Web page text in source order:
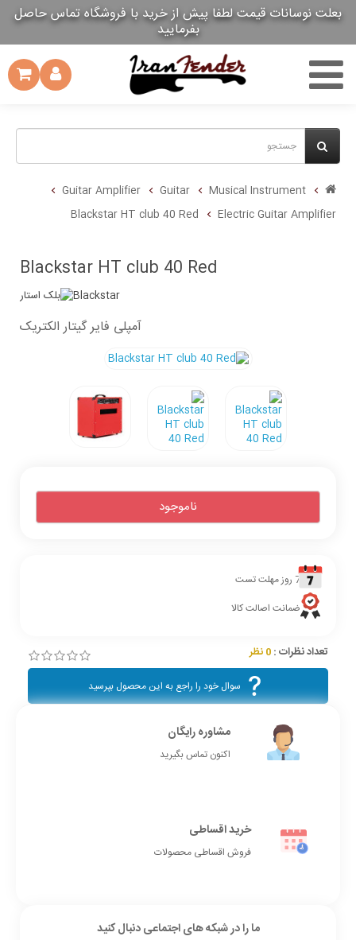
بعلت نوسانات قیمت لطفا پیش از خرید با فروشگاه تماس حاصل
بفرمایید
بعلت نوسانات قیمت لطفا پیش از خرید با فروشگاه تماس حاصل
بفرمایید
Musical Instrument
Guitar
Guitar Amplifier
Electric Guitar Amplifier
Blackstar HT club 40 Red
Blackstar HT club 40 Red
Blackstar
آمپلی فایر گیتار الکتریک
7 روز مهلت تست
ضمانت اصالت کالا
ناموجود
تعداد نظرات : 0 نظر
سوال خود را راجع به این محصول بپرسید
مشاوره رایگان
اکنون تماس بگیرید
خرید اقساطی
فروش اقساطی محصولات
ما را در شبکه های اجتماعی دنبال کنید